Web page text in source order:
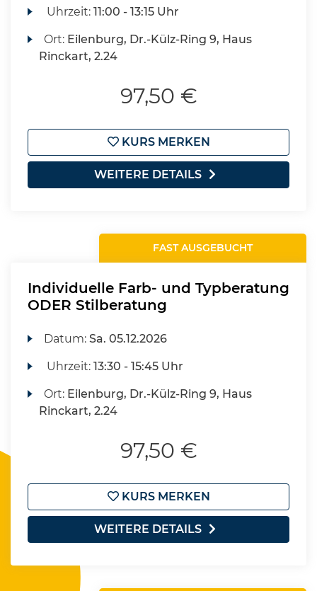
Uhrzeit:11:00 - 13:15 Uhr
Ort: Eilenburg, Dr.-Külz-Ring 9, Haus
Rinckart, 2.24
97,50 €
KURS MERKEN
WEITERE DETAILS
FAST AUSGEBUCHT
Individuelle Farb- und Typberatung
ODER Stilberatung
Datum:Sa. 05.12.2026
Uhrzeit:13:30 - 15:45 Uhr
Ort: Eilenburg, Dr.-Külz-Ring 9, Haus
Rinckart, 2.24
97,50 €
KURS MERKEN
WEITERE DETAILS